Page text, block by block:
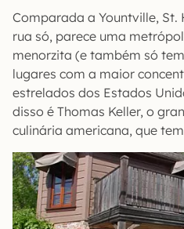
Comparada a Yountville, St.
rua só, parece uma
menorzita (e também só
lugares com a maior
estrelados dos Estados
disso é Thomas Keller, o
culinária americana, que